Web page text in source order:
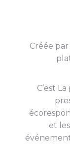
Créée
C’est
et